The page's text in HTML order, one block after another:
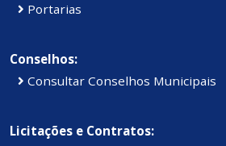
Portarias
Conselhos:
Consultar Conselhos Municipais
Licitações e Contratos: